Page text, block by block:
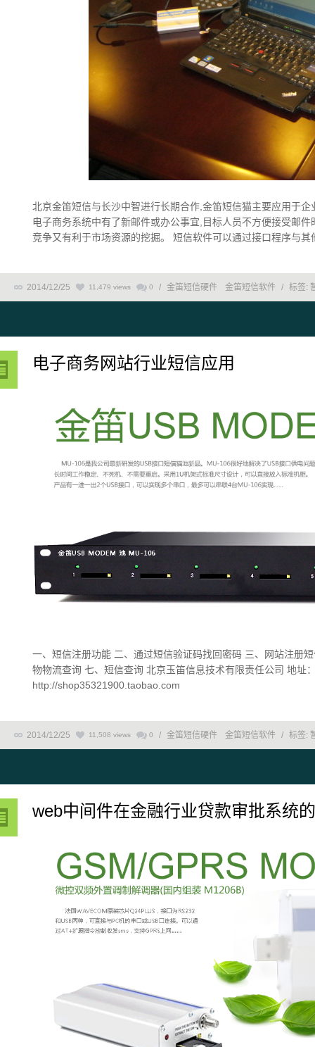
北京金笛短信与长沙中智进行长期合作,金笛短信猫主要应用于
电子商务系统中有了新邮件或办公事宜,目标人员不方便接受邮
竞争又有利于市场资源的挖掘。 短信软件可以通过接口程序与
2014/12/25 11,479 views 0 / 金笛短信硬件 金笛短信软件 / 标签:
电子商务网站行业短信应用
一、短信注册功能 二、通过短信验证码找回密码 三、网站注册
物物流查询 七、短信查询 北京玉笛信息技术有限责任公司 地
http://shop35321900.taobao.com
2014/12/25 11,508 views 0 / 金笛短信硬件 金笛短信软件 / 标签:
web中间件在金融行业贷款审批系统